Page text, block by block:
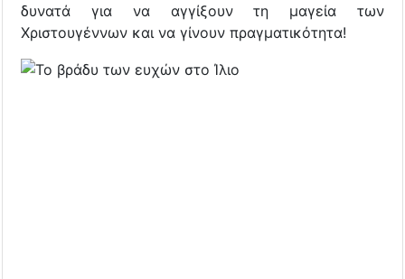
δυνατά για να αγγίξουν τη μαγεία των
Χριστουγέννων και να γίνουν πραγματικότητα!